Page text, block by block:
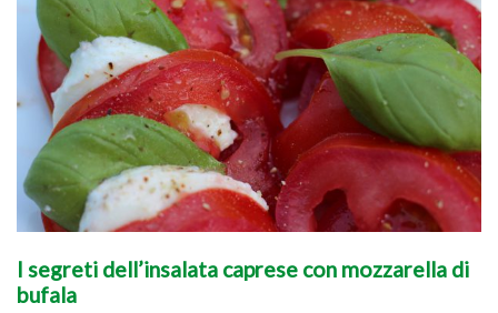
I segreti dell’insalata caprese con mozzarella di
bufala